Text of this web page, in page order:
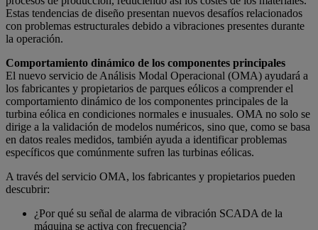
Estas tendencias de diseño presentan nuevos desafíos relacionados
con problemas estructurales debido a vibraciones presentes durante
la operación.
Comportamiento dinámico de los componentes principales
El nuevo servicio de Análisis Modal Operacional (OMA) ayudará a
los fabricantes y propietarios de parques eólicos a comprender el
comportamiento dinámico de los componentes principales de la
turbina eólica en condiciones normales e inusuales. OMA no solo se
dirige a la validación de modelos numéricos, sino que, como se basa
en datos reales medidos, también ayuda a identificar problemas
específicos que comúnmente sufren las turbinas eólicas.
A través del servicio OMA, los fabricantes y propietarios pueden
descubrir:
¿Por qué su señal de alarma de vibración SCADA de la
máquina se activa con frecuencia?